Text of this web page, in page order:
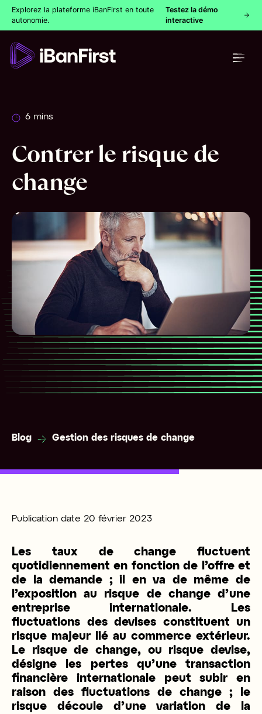
Explorez la plateforme iBanFirst en toute
autonomie.
Testez la démo
interactive
6 mins
Contrer le risque de
change
Blog Gestion des risques de change
Publication date 20 février 2023
Les taux de change fluctuent
quotidiennement en fonction de l’offre et
de la demande ; il en va de même de
l’exposition au risque de change d’une
entreprise internationale. Les
fluctuations des devises constituent un
risque majeur lié au commerce extérieur.
Le risque de change, ou risque devise,
désigne les pertes qu’une transaction
financière internationale peut subir en
raison des fluctuations de change ; le
risque découle d’une variation de la